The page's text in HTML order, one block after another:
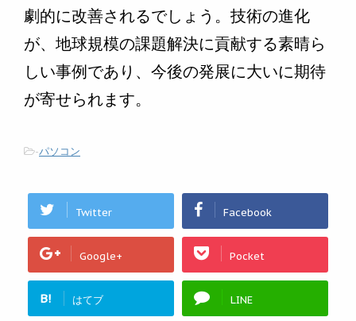
劇的に改善されるでしょう。技術の進化
が、地球規模の課題解決に貢献する素晴ら
しい事例であり、今後の発展に大いに期待
が寄せられます。
-パソコン
Twitter Facebook
Google+ Pocket
B! はてブ LINE